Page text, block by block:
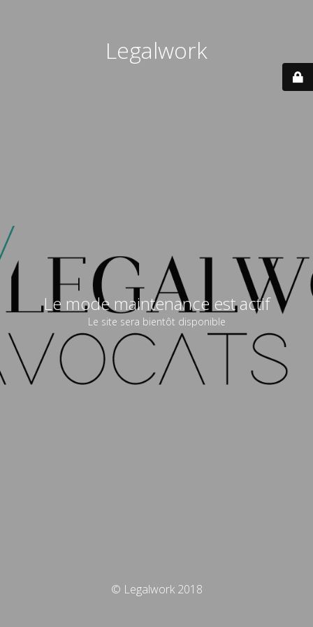
Legalwork
Le mode maintenance est actif
Le site sera bientôt disponible
© Legalwork 2018